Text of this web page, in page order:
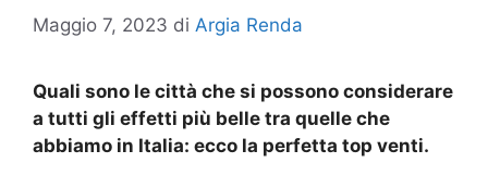
Maggio 7, 2023 di Argia Renda
Quali sono le città che si possono considerare
a tutti gli effetti più belle tra quelle che
abbiamo in Italia: ecco la perfetta top venti.